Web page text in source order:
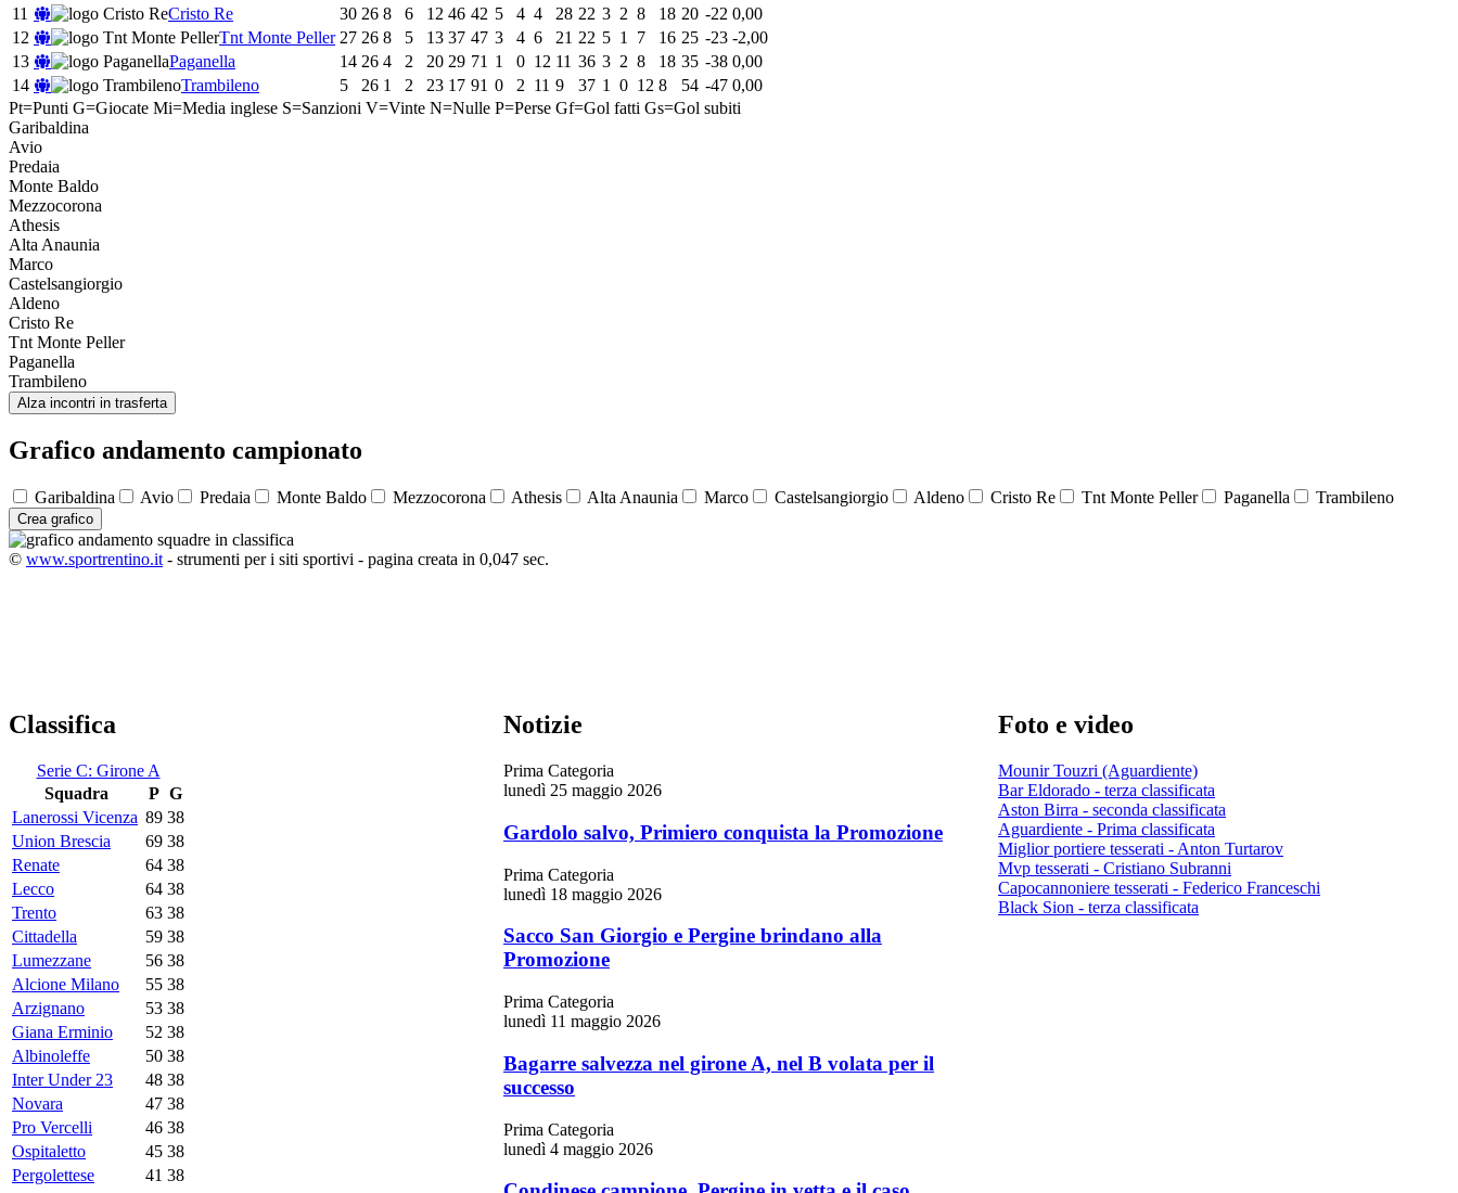
11
Cristo Re 30 26 8 6 12 46 42 5 4 4 28 22 3 2 8 18 20 -22 0,00
12
Tnt Monte Peller 27 26 8 5 13 37 47 3 4 6 21 22 5 1 7 16 25 -23 -2,00
13
Paganella 14 26 4 2 20 29 71 1 0 12 11 36 3 2 8 18 35 -38 0,00
14
Trambileno 5 26 1 2 23 17 91 0 2 11 9 37 1 0 12 8 54 -47 0,00
Pt=Punti G=Giocate Mi=Media inglese S=Sanzioni V=Vinte N=Nulle P=Perse Gf=Gol fatti Gs=Gol subiti
Garibaldina
Avio
Predaia
Monte Baldo
Mezzocorona
Athesis
Alta Anaunia
Marco
Castelsangiorgio
Aldeno
Cristo Re
Tnt Monte Peller
Paganella
Trambileno
Alza incontri in trasferta
Grafico andamento campionato
Garibaldina Avio Predaia Monte Baldo Mezzocorona Athesis Alta Anaunia Marco Castelsangiorgio Aldeno Cristo Re Tnt Monte Peller Paganella Trambileno
Crea grafico
© www.sportrentino.it- strumenti per i siti sportivi - pagina creata in 0,047 sec.
Classifica
Serie C: Girone A
Squadra
P G
Lanerossi Vicenza 89 38
Union Brescia
69 38
Renate
64 38
Lecco
64 38
Trento
63 38
Cittadella
59 38
Lumezzane
56 38
Alcione Milano
55 38
Arzignano
53 38
Giana Erminio
52 38
Albinoleffe
50 38
Inter Under 23
48 38
Novara
47 38
Pro Vercelli
46 38
Ospitaletto
45 38
Pergolettese
41 38
Notizie
Prima Categoria
lunedì 25 maggio 2026
Gardolo salvo, Primiero conquista la Promozione
Prima Categoria
lunedì 18 maggio 2026
Sacco San Giorgio e Pergine brindano alla
Promozione
Prima Categoria
lunedì 11 maggio 2026
Bagarre salvezza nel girone A, nel B volata per il
successo
Prima Categoria
lunedì 4 maggio 2026
Foto e video
Mounir Touzri (Aguardiente)
Bar Eldorado - terza classificata
Aston Birra - seconda classificata
Aguardiente - Prima classificata
Miglior portiere tesserati - Anton Turtarov
Mvp tesserati - Cristiano Subranni
Capocannoniere tesserati - Federico Franceschi
Black Sion - terza classificata